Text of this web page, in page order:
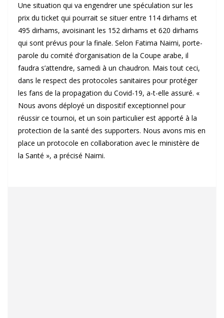
Une situation qui va engendrer une spéculation sur les
prix du ticket qui pourrait se situer entre 114 dirhams et
495 dirhams, avoisinant les 152 dirhams et 620 dirhams
qui sont prévus pour la finale. Selon Fatima Naimi, porte-
parole du comité d’organisation de la Coupe arabe, il
faudra s’attendre, samedi à un chaudron. Mais tout ceci,
dans le respect des protocoles sanitaires pour protéger
les fans de la propagation du Covid-19, a-t-elle assuré. «
Nous avons déployé un dispositif exceptionnel pour
réussir ce tournoi, et un soin particulier est apporté à la
protection de la santé des supporters. Nous avons mis en
place un protocole en collaboration avec le ministère de
la Santé », a précisé Naimi.